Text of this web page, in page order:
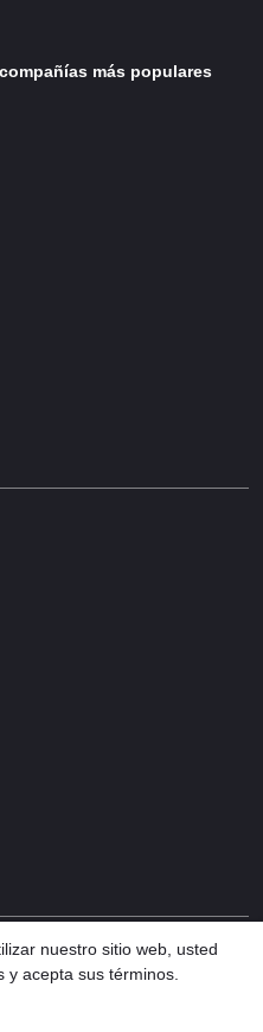
más populares
nuestro sitio web, usted
acepta sus términos.